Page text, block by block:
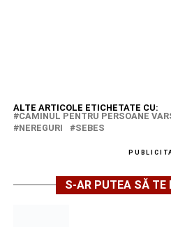
ALTE ARTICOLE ETICHETATE CU:
CAMINUL PENTRU PERSOANE
NEREGURI
SEBES
S-AR PUTEA SĂ TE